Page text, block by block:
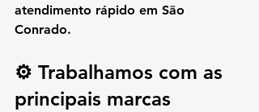
atendimento rápido em São
Conrado.
⚙️ Trabalhamos com as
principais marcas